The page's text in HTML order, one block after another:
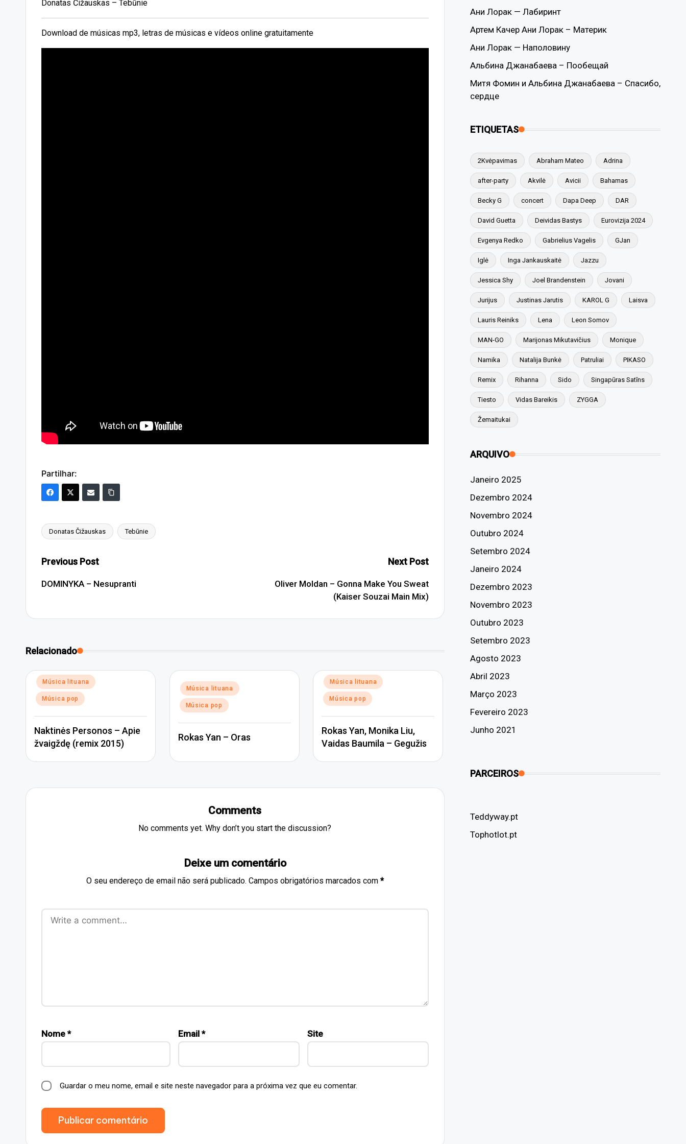
Donatas Čižauskas – Tebūnie
Download de músicas mp3, letras de músicas e vídeos online gratuitamente
Partilhar:
Tags:
Donatas Čižauskas Tebūnie
Post
navigation
Previous Post
DOMINYKA – Nesupranti
Next Post
Oliver Moldan – Gonna Make You Sweat
(Kaiser Souzai Main Mix)
Relacionado
Posted
in
Música lituana
Música pop
Naktinės Personos – Apie
žvaigždę (remix 2015)
Posted
in
Música lituana
Música pop
Rokas Yan – Oras
Posted
in
Música lituana
Música pop
Rokas Yan, Monika Liu,
Vaidas Baumila – Gegužis
Comments
No comments yet. Why don’t you start the discussion?
Deixe um comentário
O seu endereço de email não será publicado. Campos obrigatórios marcados com *
Nome * Email * Site
Guardar o meu nome, email e site neste navegador para a próxima vez que eu comentar.
Ани Лорак — Лабиринт
Артем Качер Ани Лорак – Материк
Ани Лорак — Наполовину
Альбина Джанабаева – Пообещай
Митя Фомин и Альбина Джанабаева – Спасибо,
сердце
ETIQUETAS
2Kvėpavimas Abraham Mateo Adrina
after-party Akvilė Avicii Bahamas
Becky G concert Dapa Deep DAR
David Guetta Deividas Bastys Eurovizija 2024
Evgenya Redko Gabrielius Vagelis GJan
Iglė Inga Jankauskaitė Jazzu
Jessica Shy Joel Brandenstein Jovani
Jurijus Justinas Jarutis KAROL G Laisva
Lauris Reiniks Lena Leon Somov
MAN-GO Marijonas Mikutavičius Monique
Namika Natalija Bunkė Patruliai PIKASO
Remix Rihanna Sido Singapūras Satīns
Tiesto Vidas Bareikis ZYGGA
Žemaitukai
ARQUIVO
Janeiro 2025
Dezembro 2024
Novembro 2024
Outubro 2024
Setembro 2024
Janeiro 2024
Dezembro 2023
Novembro 2023
Outubro 2023
Setembro 2023
Agosto 2023
Abril 2023
Março 2023
Fevereiro 2023
Junho 2021
PARCEIROS
Teddyway.pt
Tophotlot.pt